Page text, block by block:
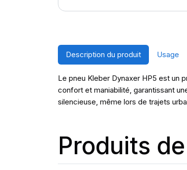
Description du produit Usage
Le pneu Kleber Dynaxer HP5 est un
confort et maniabilité, garantissant
silencieuse, même lors de trajets
Produits